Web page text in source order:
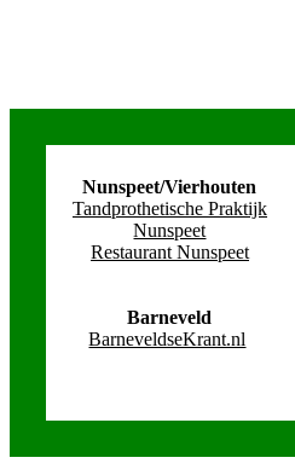
Nunspeet/Vierhouten
Tandprothetische Praktijk
Nunspeet
Restaurant Nunspeet
Barneveld
BarneveldseKrant.nl